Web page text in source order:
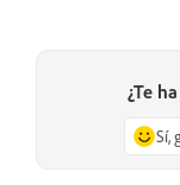
¿Te
Sí,